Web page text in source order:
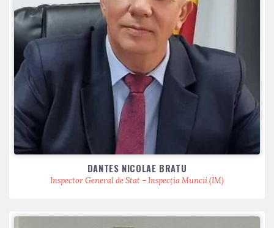
DANTES NICOLAE BRATU
Inspector General de Stat – Inspecția Muncii (IM)